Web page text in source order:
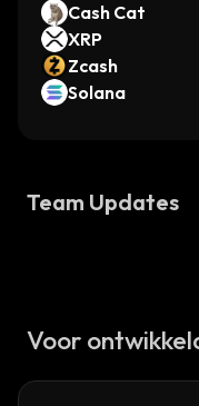
Cash Cat
XRP
Zcash
Solana
Team Updates
Voor